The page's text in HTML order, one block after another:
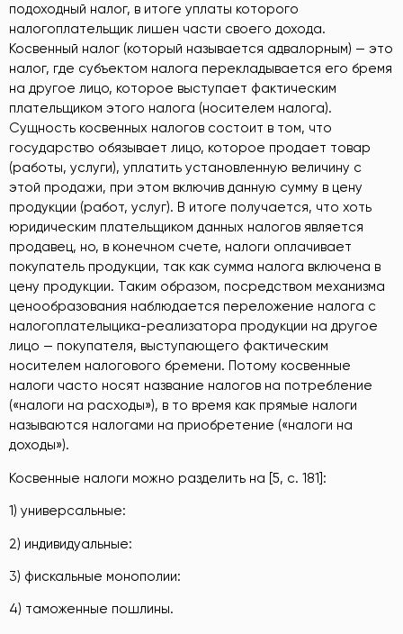
подоходный налог, в итоге уплаты которого
налогоплательщик лишен части своего дохода.
Косвенный налог (который называется адвалорным) — это
налог, где субъектом налога перекладывается его бремя
на другое лицо, которое выступает фактическим
плательщиком этого налога (носителем налога).
Сущность косвенных налогов состоит в том, что
государство обязывает лицо, которое продает товар
(работы, услуги), уплатить установленную величину с
этой продажи, при этом включив данную сумму в цену
продукции (работ, услуг). В итоге получается, что хоть
юридическим плательщиком данных налогов является
продавец, но, в конечном счете, налоги оплачивает
покупатель продукции, так как сумма налога включена в
цену продукции. Таким образом, посредством механизма
ценообразования наблюдается переложение налога с
налогоплателыцика-реализатора продукции на другое
лицо — покупателя, выступающего фактическим
носителем налогового бремени. Потому косвенные
налоги часто носят название налогов на потребление
(«налоги на расходы»), в то время как прямые налоги
называются налогами на приобретение («налоги на
доходы»).
Косвенные налоги можно разделить на [5, c. 181]:
1) универсальные:
2) индивидуальные:
3) фискальные монополии:
4) таможенные пошлины.